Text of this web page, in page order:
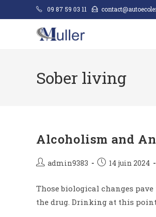
09 87 59 03 11
Sober living
Alcoholism and
admin9383 14 juin 2024
Those biological changes
the drug. Drinking at this point